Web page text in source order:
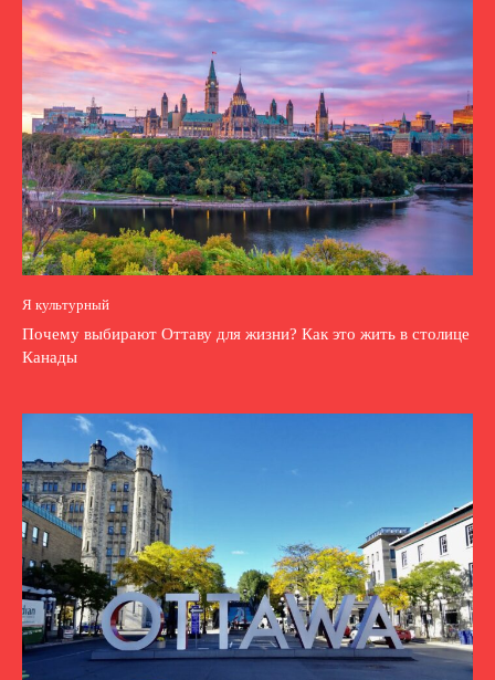
Я культурный
Почему выбирают Оттаву для жизни? Как это жить в столице
Канады